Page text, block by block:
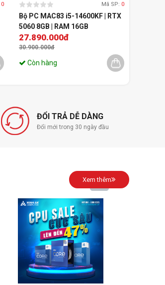
0 Mã SP: 0
Bộ PC MAC83 i5-14600KF | RTX
5060 8GB | RAM 16GB
27.890.000đ
30.900.000đ
Còn hàng
ĐỔI TRẢ DỄ DÀNG
Đổi mới trong 30 ngày đầu
Xem thêm